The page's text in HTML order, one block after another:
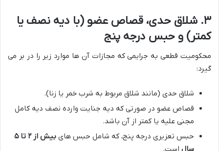
۳. شلاق حدی، قصاص عضو (با دیه نصف یا
کمتر) و حبس درجه پنج
محکومیت قطعی به جرایمی که مجازات آن ها موارد زیر را در بر می
گیرد:
شلاق حدی (مانند شلاق مربوط به شرب خمر یا زنا).
قصاص عضو در صورتی که دیه جنایت وارده نصف دیه کامل
مجنی علیه یا کمتر از آن باشد.
حبس تعزیری درجه پنج، که شامل حبس های
بیش از ۲ تا ۵